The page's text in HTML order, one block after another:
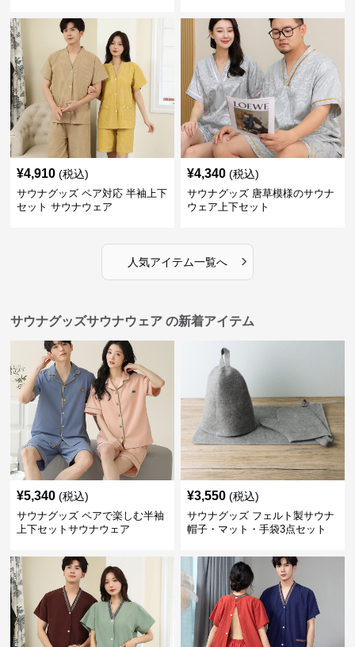
¥4,910 (税込)
サウナグッズ ペア対応 半袖上下
セット サウナウェア
¥4,340 (税込)
サウナグッズ 唐草模様のサウナ
ウェア上下セット
人気アイテム一覧へ ›
サウナグッズサウナウェア の新着アイテム
¥5,340 (税込)
サウナグッズ ペアで楽しむ半袖
上下セットサウナウェア
¥3,550 (税込)
サウナグッズ フェルト製サウナ
帽子・マット・手袋3点セット